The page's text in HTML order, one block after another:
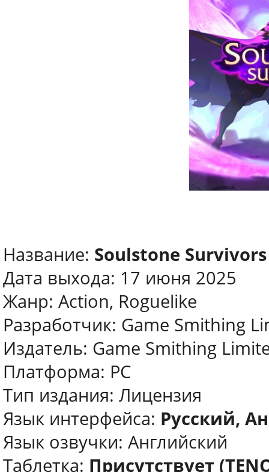
Название: Soulstone Survivors
Дата выхода: 17 июня 2025
Жанр: Action, Roguelike
Разработчик: Game Smithing
Издатель: Game Smithing
Платформа: PC
Тип издания: Лицензия
Язык интерфейса: Русский,
Язык озвучки: Английский
Таблетка: Присутствует